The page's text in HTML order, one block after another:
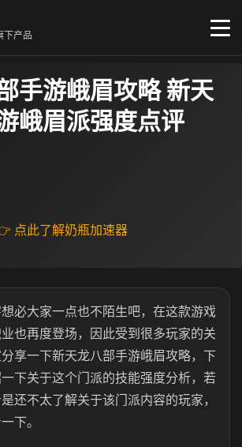
下产品
手游峨眉攻略 新天
峨眉派强度点评
点此了解奶瓶加速器
必大家一点也不陌生吧，在这款游戏
也再度登场，因此受到很多玩家的关
享一下新天龙八部手游峨眉攻略，下
下关于这个门派的技能强度分析，若
还不太了解关于该门派内容的玩家，
下。